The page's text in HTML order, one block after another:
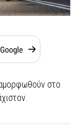
στο